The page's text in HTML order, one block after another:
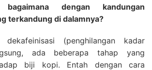
dengan kandungan
terkandung di dalamnya?
(penghilangan kadar
ada beberapa tahap yang
biji kopi. Entah dengan cara